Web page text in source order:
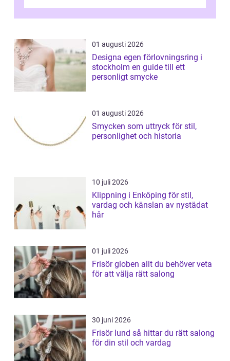
01 augusti 2026
Designa egen förlovningsring i
stockholm en guide till ett
personligt smycke
01 augusti 2026
Smycken som uttryck för stil,
personlighet och historia
10 juli 2026
Klippning i Enköping för stil,
vardag och känslan av nystädat
hår
01 juli 2026
Frisör globen allt du behöver veta
för att välja rätt salong
30 juni 2026
Frisör lund så hittar du rätt salong
för din stil och vardag